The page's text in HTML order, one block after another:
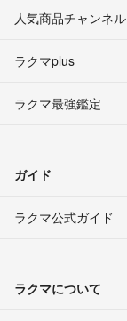
人気商品チャンネル
ラクマplus
ラクマ最強鑑定
ガイド
ラクマ公式ガイド
ラクマについて